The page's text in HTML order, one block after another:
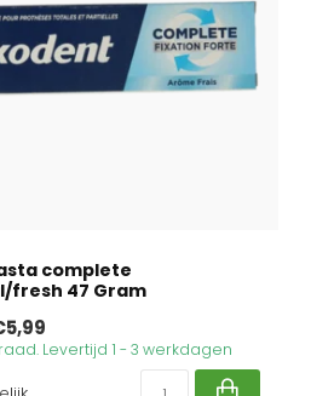
complete
fresh 47 Gram
Levertijd 1 - 3 werkdagen